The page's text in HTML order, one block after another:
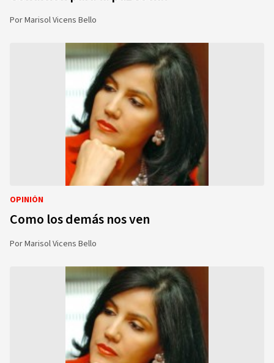
PorMarisol Vicens Bello
OPINIÓN
Como los demás nos ven
PorMarisol Vicens Bello